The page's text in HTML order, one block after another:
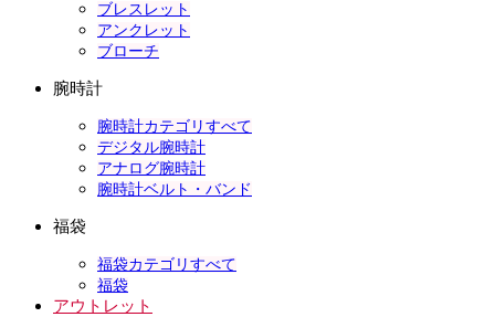
ブレスレット
アンクレット
ブローチ
腕時計
腕時計カテゴリすべて
デジタル腕時計
アナログ腕時計
腕時計ベルト・バンド
福袋
福袋カテゴリすべて
福袋
アウトレット